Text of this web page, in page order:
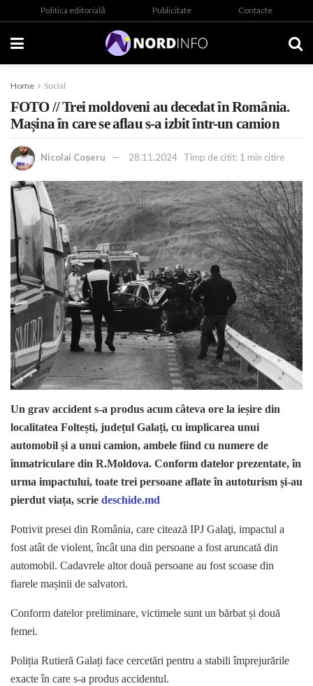
Politica editorială Publicitate Contacte
Home Social
FOTO // Trei moldoveni au decedat în România.
Mașina în care se aflau s-a izbit într-un camion
Nicolai Coșeru 28.11.2024 Timp de citit: 1 min citire
Un grav accident s-a produs acum câteva ore la ieșire din
localitatea Foltești, județul Galați, cu implicarea unui
automobil și a unui camion, ambele fiind cu numere de
înmatriculare din R.Moldova. Conform datelor prezentate, în
urma impactului, toate trei persoane aflate în autoturism și-au
pierdut viața, scrie deschide.md
Potrivit presei din România, care citează IPJ Galaţi, impactul a
fost atât de violent, încât una din persoane a fost aruncată din
automobil. Cadavrele altor două persoane au fost scoase din
fiarele mașinii de salvatori.
Conform datelor preliminare, victimele sunt un bărbat și două
femei.
Poliția Rutieră Galați face cercetări pentru a stabili împrejurările
exacte în care s-a produs accidentul.